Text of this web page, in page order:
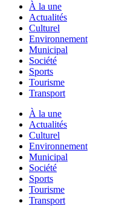
À la une
Actualités
Culturel
Environnement
Municipal
Société
Sports
Tourisme
Transport
À la une
Actualités
Culturel
Environnement
Municipal
Société
Sports
Tourisme
Transport